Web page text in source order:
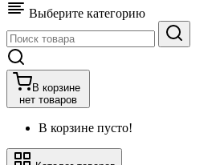
Выберите категорию
В корзине
нет товаров
В корзине пусто!